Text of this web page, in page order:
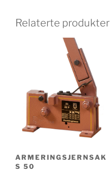
Relaterte produkter
ARMERINGSJERNSAK
S 50